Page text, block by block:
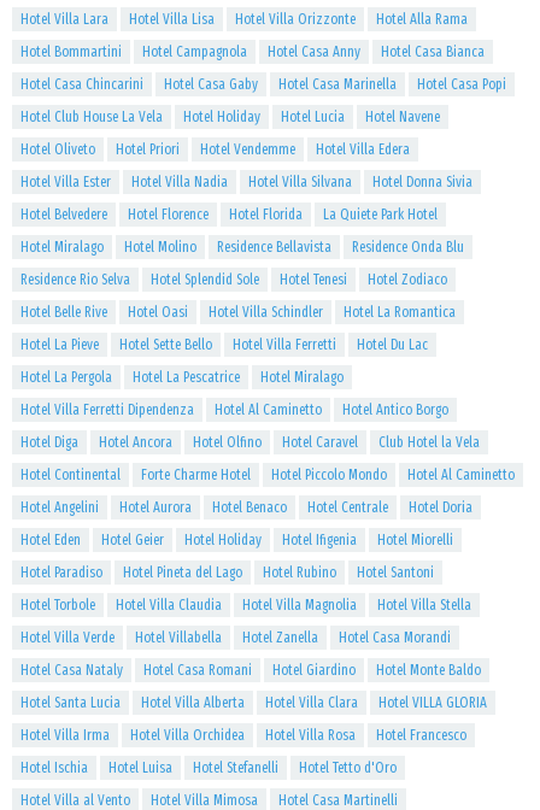
Hotel Villa Lara
Hotel Villa Lisa Hotel Villa Orizzonte
Hotel Alla Rama
Hotel Bommartini
Hotel Campagnola Hotel Casa Anny
Hotel Casa Bianca
Hotel Casa Chincarini
Hotel Casa Gaby Hotel Casa Marinella
Hotel Casa Popi
Hotel Club House La Vela
Hotel Holiday Hotel Lucia
Hotel Navene
Hotel Oliveto
Hotel Priori Hotel Vendemme
Hotel Villa Edera
Hotel Villa Ester
Hotel Villa Nadia Hotel Villa Silvana
Hotel Donna Sivia
Hotel Belvedere
Hotel Florence Hotel Florida
La Quiete Park Hotel
Hotel Miralago
Hotel Molino Residence Bellavista
Residence Onda Blu
Residence Rio Selva
Hotel Splendid Sole Hotel Tenesi
Hotel Zodiaco
Hotel Belle Rive
Hotel Oasi Hotel Villa Schindler
Hotel La Romantica
Hotel La Pieve
Hotel Sette Bello Hotel Villa Ferretti
Hotel Du Lac
Hotel La Pergola
Hotel La Pescatrice
Hotel Miralago
Hotel Villa Ferretti Dipendenza
Hotel Al Caminetto
Hotel Antico Borgo
Hotel Diga
Hotel Ancora Hotel Olfino Hotel Caravel
Club Hotel la Vela
Hotel Continental
Forte Charme Hotel Hotel Piccolo Mondo
Hotel Al Caminetto
Hotel Angelini
Hotel Aurora Hotel Benaco Hotel Centrale
Hotel Doria
Hotel Eden
Hotel Geier Hotel Holiday Hotel Ifigenia
Hotel Miorelli
Hotel Paradiso
Hotel Pineta del Lago Hotel Rubino
Hotel Santoni
Hotel Torbole
Hotel Villa Claudia Hotel Villa Magnolia
Hotel Villa Stella
Hotel Villa Verde
Hotel Villabella Hotel Zanella
Hotel Casa Morandi
Hotel Casa Nataly
Hotel Casa Romani Hotel Giardino
Hotel Monte Baldo
Hotel Santa Lucia
Hotel Villa Alberta Hotel Villa Clara
Hotel VILLA GLORIA
Hotel Villa Irma
Hotel Villa Orchidea Hotel Villa Rosa
Hotel Francesco
Hotel Ischia
Hotel Luisa Hotel Stefanelli
Hotel Tetto d'Oro
Hotel Villa al Vento
Hotel Villa Mimosa
Hotel Casa Martinelli